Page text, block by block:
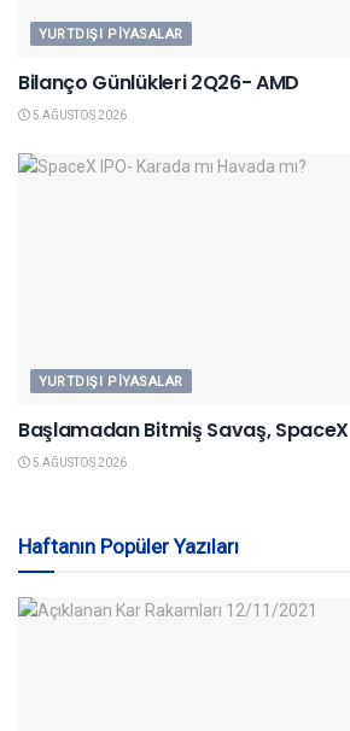
YURTDIŞI PIYASALAR
Bilanço Günlükleri 2Q26- AMD
5 AĞUSTOS 2026
YURTDIŞI PIYASALAR
Başlamadan Bitmiş Savaş, SpaceX
5 AĞUSTOS 2026
Haftanın Popüler Yazıları